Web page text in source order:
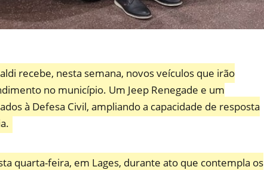
recebe, nesta semana, novos veículos que irão
no município. Um Jeep Renegade e um
à Defesa Civil, ampliando a capacidade de resposta
quarta-feira, em Lages, durante ato que contempla os